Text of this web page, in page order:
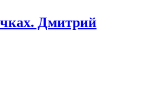
Дмитрий